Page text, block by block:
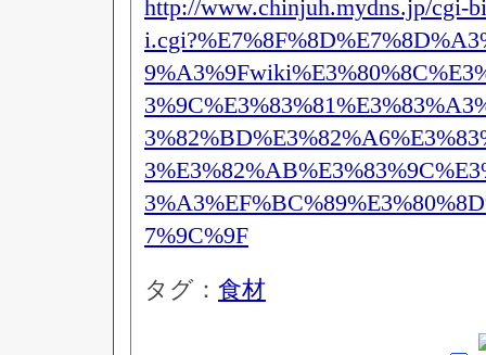
http://www.chinjuh.mydns.jp/cgi-
7%9C%9F
タグ： 食材